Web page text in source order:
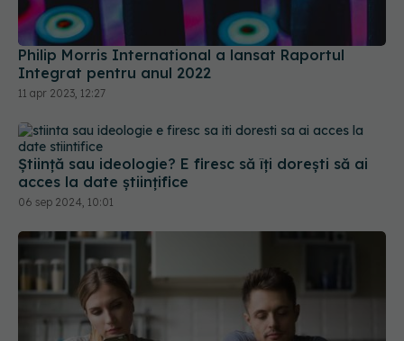
Philip Morris International a lansat Raportul
Integrat pentru anul 2022
11 apr 2023, 12:27
Știință sau ideologie? E firesc să îți dorești să ai
acces la date științifice
06 sep 2024, 10:01